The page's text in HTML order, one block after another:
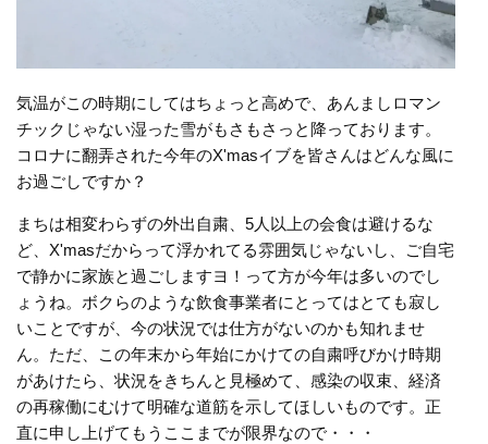
気温がこの時期にしてはちょっと高めで、あんましロマン
チックじゃない湿った雪がもさもさっと降っております。
コロナに翻弄された今年のX'masイブを皆さんはどんな風に
お過ごしですか？
まちは相変わらずの外出自粛、5人以上の会食は避けるな
ど、X'masだからって浮かれてる雰囲気じゃないし、ご自宅
で静かに家族と過ごしますヨ！って方が今年は多いのでし
ょうね。ボクらのような飲食事業者にとってはとても寂し
いことですが、今の状況では仕方がないのかも知れませ
ん。ただ、この年末から年始にかけての自粛呼びかけ時期
があけたら、状況をきちんと見極めて、感染の収束、経済
の再稼働にむけて明確な道筋を示してほしいものです。正
直に申し上げてもうここまでが限界なので・・・